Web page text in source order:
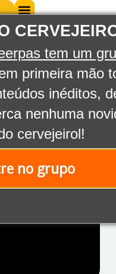
tem um
primeira mão
inéditos,
nenhuma
cervejeirol!
no grupo
Saiba
mais
PRÓXIMO
Gestão de bares: 5 práticas para evitar o desperdício!